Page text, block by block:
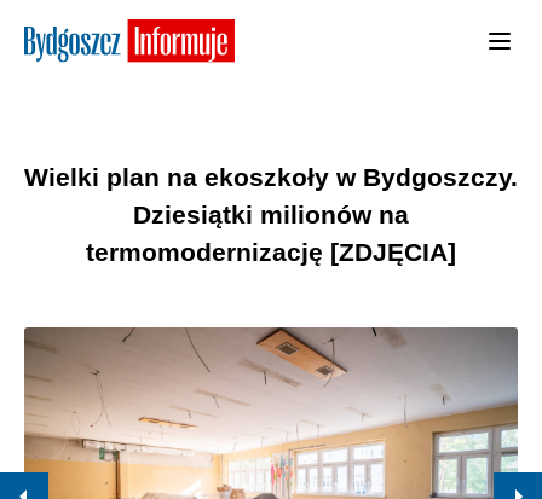
Wielki plan na ekoszkoły w Bydgoszczy.
Dziesiątki milionów na
termomodernizację [ZDJĘCIA]